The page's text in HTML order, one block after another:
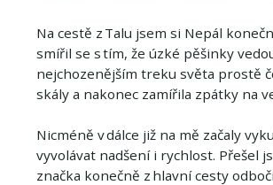
Na cestě z Talu jsem si Nepál
smířil se s tím, že úzké pěšinky
nejchozenějším treku světa prostě
skály a nakonec zamířila zpátky na
Nicméně v dálce již na mě začaly
vyvolávat nadšení i rychlost. Přešel
značka konečně z hlavní cesty